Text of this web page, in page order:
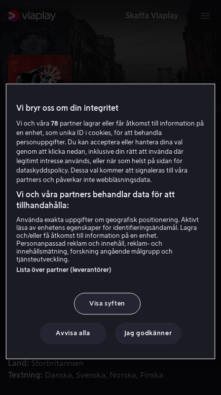
Skaffa Viaplay
The Sound Of Scars
7.0 Dokumentär 2021 1 h 26 min
11 år
HD
Hyr 49 kr
Historien om tre vänner som övervann våld i hemmet,
Agony, ett av de mest inflytelserika banden inom
Land
Storbritannien
Textning
Danska Svenska Norska Finska
Vi bryr oss om din integritet
Vi och våra78 partner lagrar eller får åtkomst till information på
en enhet, som unika ID i cookies, för att behandla
personuppgifter. Du kan acceptera eller hantera dina val
genom att klicka nedan, inklusive din rätt att invända där
legitimt intresse används, eller när som helst på sidan för
dataskyddspolicy. Dessa val kommer att signaleras till våra
partners och påverkar inte webbläsningsdata.
Vi och våra partners behandlar data för att
tillhandahålla:
Använda exakta uppgifter om geografisk positionering. Aktivt
läsa av enhetens egenskaper för identifieringsändamål. Lagra
och/eller få åtkomst till information på en enhet.
Personanpassad reklam och innehåll, reklam- och
innehållsmätning, forskning angående målgrupp och
tjänsteutveckling.
Lista över partner (leverantörer)
Visa syften
Avvisa alla Jag godkänner